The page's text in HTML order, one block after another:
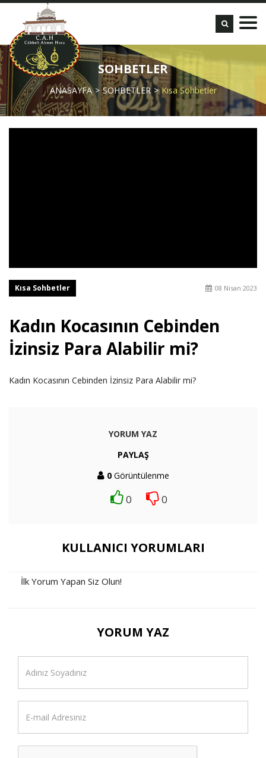
SOHBETLER
ANASAYFA SOHBETLER Kısa Sohbetler
Kısa Sohbetler 08 Nisan 2023
Kadın Kocasının Cebinden
İzinsiz Para Alabilir mi?
Kadın Kocasının Cebinden İzinsiz Para Alabilir mi?
YORUM YAZ
PAYLAŞ
0Görüntülenme
0 0
KULLANICI YORUMLARI
İlk Yorum Yapan Siz Olun!
YORUM YAZ